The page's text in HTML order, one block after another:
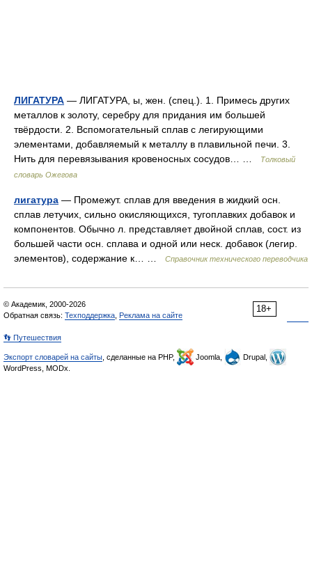
ЛИГАТУРА — ЛИГАТУРА, ы, жен. (спец.). 1. Примесь других
металлов к золоту, серебру для придания им большей
твёрдости. 2. Вспомогательный сплав с легирующими
элементами, добавляемый к металлу в плавильной печи. 3.
Нить для перевязывания кровеносных сосудов… …
Толковый
словарь Ожегова
лигатура — Промежут. сплав для введения в жидкий осн.
сплав летучих, сильно окисляющихся, тугоплавких добавок и
компонентов. Обычно л. представляет двойной сплав, сост. из
большей части осн. сплава и одной или неск. добавок (легир.
элементов), содержание к… …
Справочник технического переводчика
18+
© Академик, 2000-2026
Обратная связь: Техподдержка Реклама на сайте
👣 Путешествия
Экспорт словарей на сайты , сделанные на PHP, Joomla,
Drupal,
WordPress, MODx.